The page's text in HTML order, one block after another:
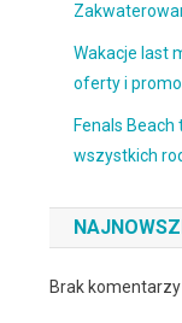
Wakacje last
oferty i
Fenals
wszystkich
Brak